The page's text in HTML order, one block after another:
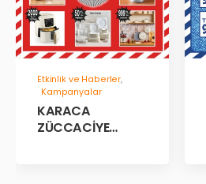
Etkinlik ve Haberler,
Kampanyalar
KARACA
ZÜCCACİYE